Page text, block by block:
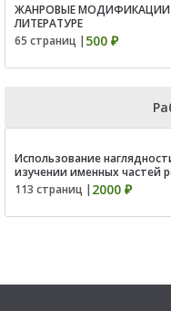
ЖАНРОВЫЕ МОДИФИКАЦИИ
ЛИТЕРАТУРЕ
65 страниц | 500 ₽
Использование
изучении именных частей
113 страниц | 2000 ₽